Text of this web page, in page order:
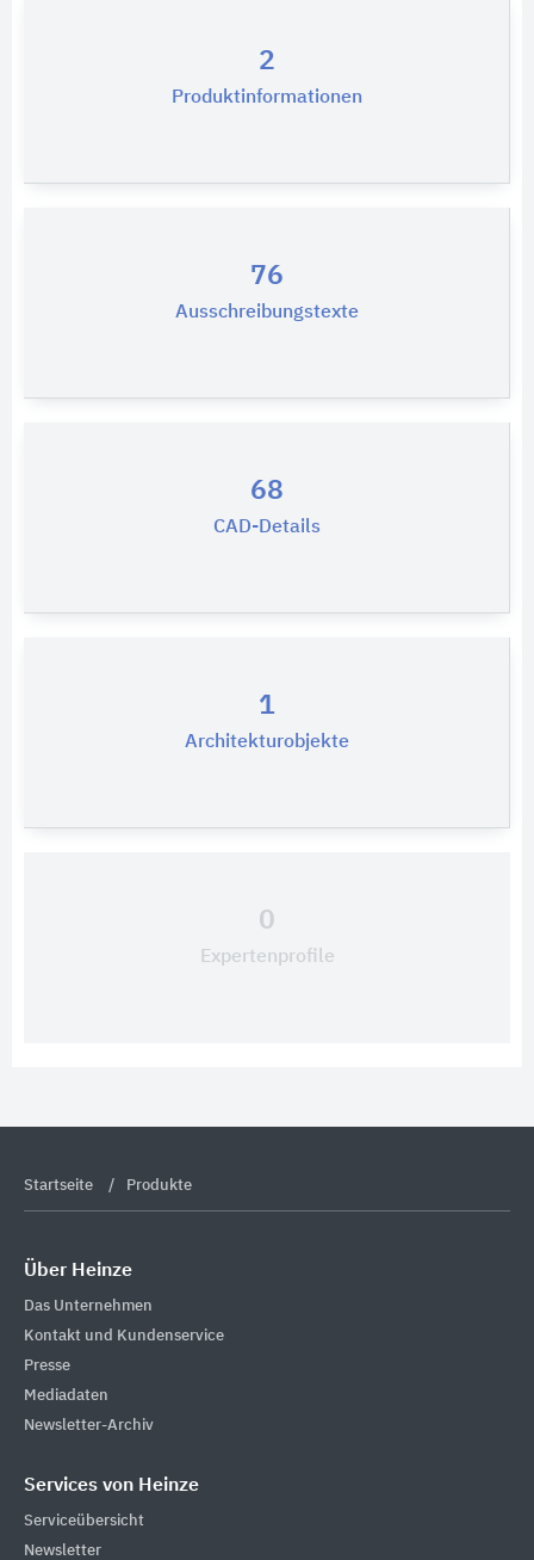
2
Produktinformationen
76
Ausschreibungstexte
68
CAD-Details
1
Architekturobjekte
0
Expertenprofile
Startseite Produkte
Über Heinze
Das Unternehmen
Kontakt und Kundenservice
Presse
Mediadaten
Newsletter-Archiv
Services von Heinze
Serviceübersicht
Newsletter